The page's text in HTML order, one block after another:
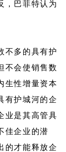
，巴菲特认为
不多的具有护
会使销售数
生性增量资本
有护城河的企
业是其高管具
佳企业的潜
的才能释放企